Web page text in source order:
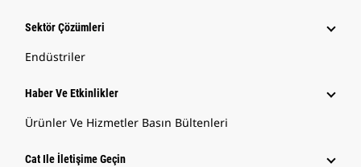
Sektör Çözümleri
Endüstriler
Haber Ve Etkinlikler
Ürünler Ve Hizmetler Basın Bültenleri
Cat Ile İletişime Geçin